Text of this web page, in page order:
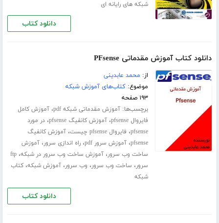
شبکه های رایانه ای
دانلود کتاب
دانلود کتاب آموزش مقدماتی PFsense
از: محمد عابدینی
موضوع:کتاب‌های آموزش شبکه
۱۹۳ صفحه
برچسب‌ها:آموزش مقدماتی شبکه pdf ،آموزش کامل
فایروال pfsense
،آموزش کانفیگ pfsense ،در مورد
pfsense، فایروال pfsense چیست ،آموزش کانفیگ
pfsense،آموزش سرور pdf ،راه اندازی سرور،آموزش
ساخت وب سرور،آموزش ساخت وب سرور در شبکه،ftp
سرور، ساخت وب سرور، وب سرور،آموزش شبکه،کتاب
شبکه
دانلود کتاب